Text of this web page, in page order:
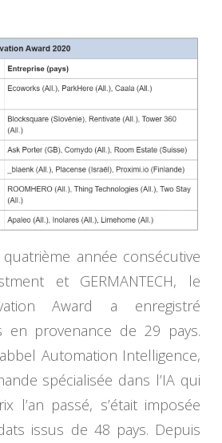
année consécutive
et GERMANTECH, le
Award a enregistré
en provenance de 29 pays.
Automation Intelligence,
spécialisée dans l’IA qui
l’an passé, s’était imposée
issus de 48 pays. Depuis